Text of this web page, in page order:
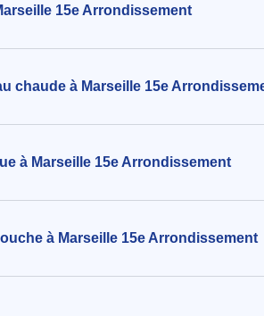
15e Arrondissement
chaude à Marseille 15e
à Marseille 15e Arrondissement
à Marseille 15e Arrondissement